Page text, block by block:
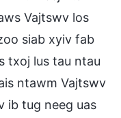
Vajtswv los
siab xyiv fab
txoj lus tau ntau
ntawm Vajtswv
ib tug neeg uas